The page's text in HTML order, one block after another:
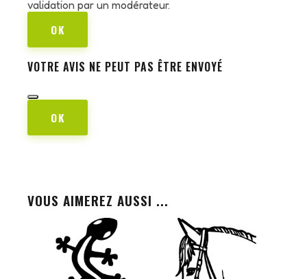
validation par un modérateur.
OK
VOTRE AVIS NE PEUT PAS ÊTRE ENVOYÉ
OK
VOUS AIMEREZ AUSSI ...